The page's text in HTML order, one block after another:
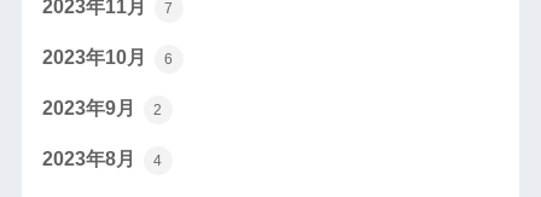
2023年11月 7
2023年10月 6
2023年9月 2
2023年8月 4